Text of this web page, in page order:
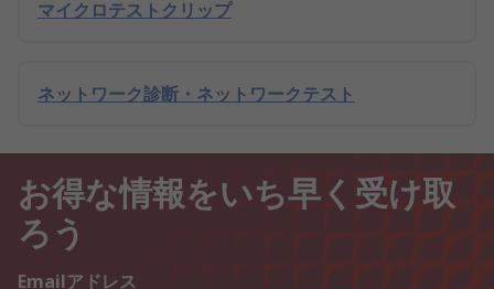
マイクロテストクリップ
ネットワーク診断・ネットワークテスト
お得な情報をいち早く受け取
ろう
Emailアドレス